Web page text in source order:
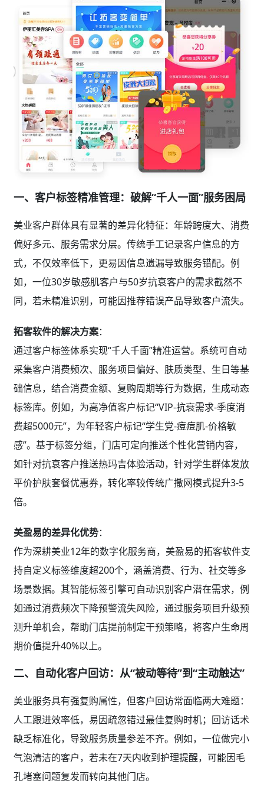
一、客户标签精准管理：破解“千人一面”服务困局
美业客户群体具有显著的差异化特征：年龄跨度大、消费
偏好多元、服务需求分层。传统手工记录客户信息的方
式，不仅效率低下，更易因信息遗漏导致服务错配。例
如，一位30岁敏感肌客户与50岁抗衰客户的需求截然不
同，若未精准识别，可能因推荐错误产品导致客户流失。
拓客软件的解决方案：
通过客户标签体系实现“千人千面”精准运营。系统可自动
采集客户消费频次、服务项目偏好、肤质类型、生日等基
础信息，结合消费金额、复购周期等行为数据，生成动态
标签库。例如，为高净值客户标记“VIP-抗衰需求-季度消
费超5000元”，为年轻客户标记“学生党-痘痘肌-价格敏
感”。基于标签分组，门店可定向推送个性化营销内容，
如针对抗衰客户推送热玛吉体验活动，针对学生群体发放
平价护肤套餐优惠券，转化率较传统广撒网模式提升3-5
倍。
美盈易的差异化优势：
作为深耕美业12年的数字化服务商，美盈易的拓客软件支
持自定义标签维度超200个，涵盖消费、行为、社交等多
场景数据。其智能标签引擎可自动识别客户潜在需求，例
如通过消费频次下降预警流失风险，通过服务项目升级预
测升单机会，帮助门店提前制定干预策略，将客户生命周
期价值提升40%以上。
二、自动化客户回访：从“被动等待”到“主动触达”
美业服务具有强复购属性，但客户回访常面临两大难题：
人工跟进效率低，易因疏忽错过最佳复购时机；回访话术
缺乏标准化，导致服务质量参差不齐。例如，一位做完小
气泡清洁的客户，若未在7天内收到护理提醒，可能因毛
孔堵塞问题复发而转向其他门店。